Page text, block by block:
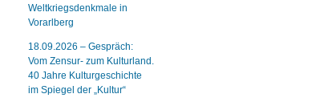
Weltkriegsdenkmale in
Vorarlberg
18.09.2026 – Gespräch:
Vom Zensur- zum Kulturland.
40 Jahre Kulturgeschichte
im Spiegel der „Kultur“